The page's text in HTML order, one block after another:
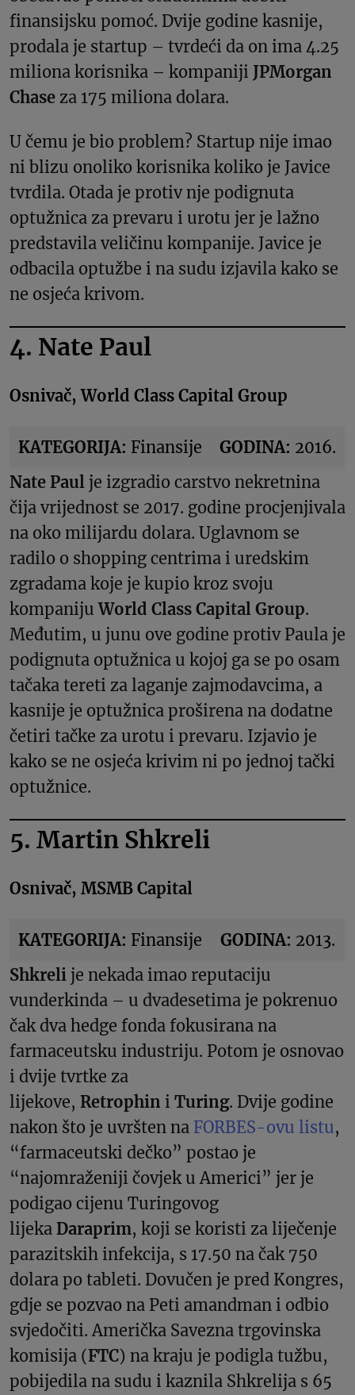
finansijsku pomoć. Dvije godine kasnije,
prodala je startup – tvrdeći da on ima 4.25
miliona korisnika – kompaniji JPMorgan
Chase za 175 miliona dolara.
U čemu je bio problem? Startup nije imao
ni blizu onoliko korisnika koliko je Javice
tvrdila. Otada je protiv nje podignuta
optužnica za prevaru i urotu jer je lažno
predstavila veličinu kompanije. Javice je
odbacila optužbe i na sudu izjavila kako se
ne osjeća krivom.
4. Nate Paul
Osnivač, World Class Capital Group
KATEGORIJA: Finansije GODINA: 2016.
Nate Paul je izgradio carstvo nekretnina
čija vrijednost se 2017. godine procjenjivala
na oko milijardu dolara. Uglavnom se
radilo o shopping centrima i uredskim
zgradama koje je kupio kroz svoju
kompanijuWorld Class Capital Group.
Međutim, u junu ove godine protiv Paula je
podignuta optužnica u kojoj ga se po osam
tačaka tereti za laganje zajmodavcima, a
kasnije je optužnica proširena na dodatne
četiri tačke za urotu i prevaru. Izjavio je
kako se ne osjeća krivim ni po jednoj tački
optužnice.
5. Martin Shkreli
Osnivač, MSMB Capital
KATEGORIJA: Finansije GODINA: 2013.
Shkreli je nekada imao reputaciju
vunderkinda – u dvadesetima je pokrenuo
čak dva hedge fonda fokusirana na
farmaceutsku industriju. Potom je osnovao
i dvije tvrtke za
lijekove, Retrophin i Turing. Dvije godine
nakon što je uvršten na FORBES-ovu listu,
“farmaceutski dečko” postao je
“najomraženiji čovjek u Americi” jer je
podigao cijenu Turingovog
lijeka Daraprim, koji se koristi za liječenje
parazitskih infekcija, s 17.50 na čak 750
dolara po tableti. Dovučen je pred Kongres,
gdje se pozvao na Peti amandman i odbio
svjedočiti. Američka Savezna trgovinska
komisija (FTC) na kraju je podigla tužbu,
pobijedila na sudu i kaznila Shkrelija s 65